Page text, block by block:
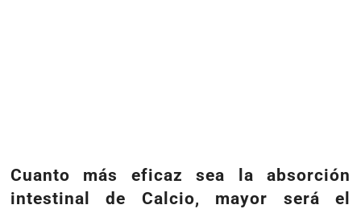
Cuanto más eficaz sea la absorción
intestinal de Calcio, mayor será el